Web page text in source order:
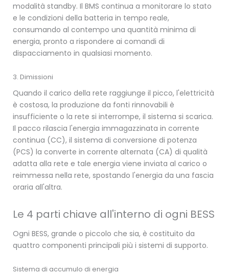
modalità standby. Il BMS continua a monitorare lo stato
e le condizioni della batteria in tempo reale,
consumando al contempo una quantità minima di
energia, pronto a rispondere ai comandi di
dispacciamento in qualsiasi momento.
3. Dimissioni
Quando il carico della rete raggiunge il picco, l'elettricità
è costosa, la produzione da fonti rinnovabili è
insufficiente o la rete si interrompe, il sistema si scarica.
Il pacco rilascia l'energia immagazzinata in corrente
continua (CC), il sistema di conversione di potenza
(PCS) la converte in corrente alternata (CA) di qualità
adatta alla rete e tale energia viene inviata al carico o
reimmessa nella rete, spostando l'energia da una fascia
oraria all'altra.
Le 4 parti chiave all'interno di ogni BESS
Ogni BESS, grande o piccolo che sia, è costituito da
quattro componenti principali più i sistemi di supporto.
Sistema di accumulo di energia